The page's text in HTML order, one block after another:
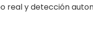
real y detección